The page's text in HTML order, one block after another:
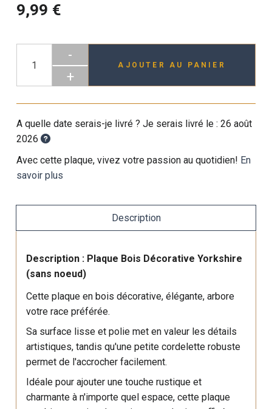
9,99 €
-
+
AJOUTER AU PANIER
A quelle date serais-je livré ? Je serais livré le :26 août
2026
Avec cette plaque, vivez votre passion au quotidien! En
savoir plus
Description
Description : Plaque Bois Décorative Yorkshire
(sans noeud)
Cette plaque en bois décorative, élégante, arbore
votre race préférée.
Sa surface lisse et polie met en valeur les détails
artistiques, tandis qu'une petite cordelette robuste
permet de l'accrocher facilement.
Idéale pour ajouter une touche rustique et
charmante à n'importe quel espace, cette plaque